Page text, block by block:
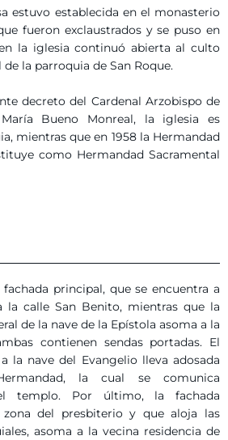
estuvo establecida en el monasterio
fueron exclaustrados y se puso en
la iglesia continuó abierta al culto
la parroquia de San Roque.
decreto del Cardenal Arzobispo de
Bueno Monreal, la iglesia es
mientras que en 1958 la Hermandad
como Hermandad Sacramental
principal, que se encuentra a
la calle San Benito, mientras que la
de la nave de la Epístola asoma a la
contienen sendas portadas. El
la nave del Evangelio lleva adosada
la cual se comunica
templo. Por último, la fachada
del presbiterio y que aloja las
asoma a la vecina residencia de